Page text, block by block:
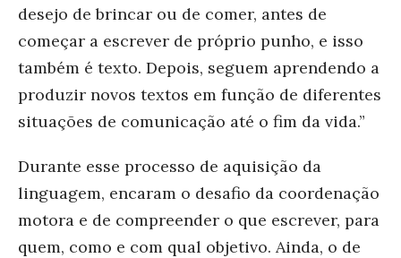
desejo de brincar ou de comer, antes de
começar a escrever de próprio punho, e isso
também é texto. Depois, seguem aprendendo a
produzir novos textos em função de diferentes
situações de comunicação até o fim da vida.”
Durante esse processo de aquisição da
linguagem, encaram o desafio da coordenação
motora e de compreender o que escrever, para
quem, como e com qual objetivo. Ainda, o de